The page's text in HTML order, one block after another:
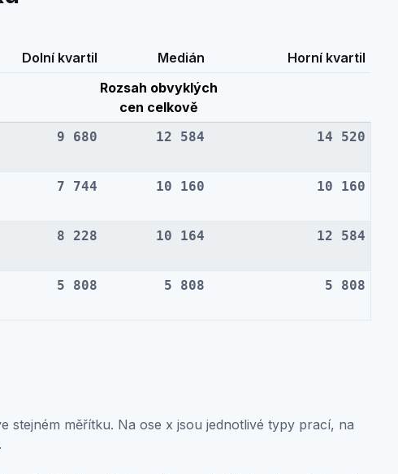
Dolní kvartil Medián
Horní kvartil
Rozsah obvyklých
cen celkově
9 680 12 584 14 520
7 744 10 160 10 160
8 228 10 164 12 584
5 808 5 808 5 808
stejném měřítku. Na ose x jsou jednotlivé typy prací, na